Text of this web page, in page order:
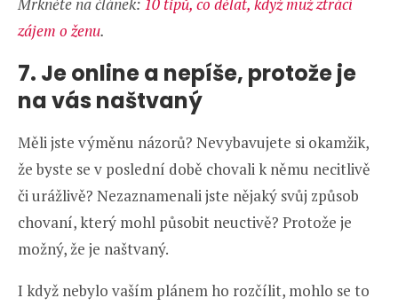
Mrkněte na článek: 10 tipů, co dělat, když muž ztrácí
zájem o ženu.
7. Je online a nepíše, protože je
na vás naštvaný
Měli jste výměnu názorů? Nevybavujete si okamžik,
že byste se v poslední době chovali k němu necitlivě
či urážlivě? Nezaznamenali jste nějaký svůj způsob
chovaní, který mohl působit neuctivě? Protože je
možný, že je naštvaný.
I když nebylo vaším plánem ho rozčílit, mohlo se to